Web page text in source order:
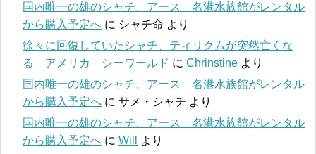
国内唯一の雄のシャチ、アース 名港水族館がレンタル
から購入予定へ に シャチ命 より
徐々に回復していたシャチ、ティリクムが突然亡くな
る アメリカ シーワールド に Chrinstine より
国内唯一の雄のシャチ、アース 名港水族館がレンタル
から購入予定へ に サメ・シャチ より
国内唯一の雄のシャチ、アース 名港水族館がレンタル
から購入予定へ に Will より